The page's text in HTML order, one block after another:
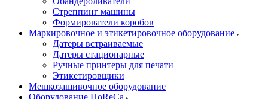
Стреппинг машины
Формирователи коробов
Маркировочное и этикетировочное оборудование
Датеры встраиваемые
Датеры стационарные
Ручные принтеры для печати
Этикетировщики
Мешкозашивочное оборудование
Оборудование HoReCa